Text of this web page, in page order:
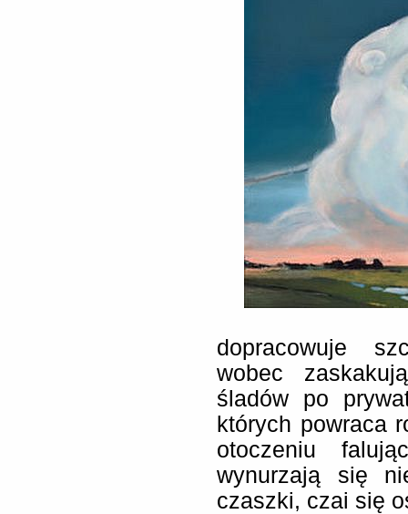
dopracowuje
wobec
śladów po
których powraca
otoczeniu
wynurzają się
czaszki, czai się